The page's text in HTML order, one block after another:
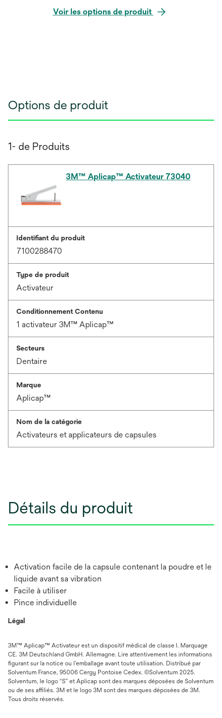
Voir les options de produit
Options de produit
1- de Produits
3M™ Aplicap™ Activateur 73040
Identifiant du produit
7100288470
Type de produit
Activateur
Conditionnement Contenu
1 activateur 3M™ Aplicap™
Secteurs
Dentaire
Marque
Aplicap™
Nom de la catégorie
Activateurs et applicateurs de capsules
Détails du produit
Activation facile de la capsule contenant la poudre et le
liquide avant sa vibration
Facile à utiliser
Pince individuelle
Légal
3M™ Aplicap™ Activateur est un dispositif médical de classe I. Marquage
CE. 3M Deutschland GmbH. Allemagne. Lire attentivement les informations
figurant sur la notice ou l’emballage avant toute utilisation. Distribué par
Solventum France, 95006 Cergy Pontoise Cedex. ©Solventum 2025.
Solventum, le logo “S” et Aplicap sont des marques déposées de Solventum
ou de ses affiliés. 3M et le logo 3M sont des marques déposées de 3M.
Tous droits réservés.